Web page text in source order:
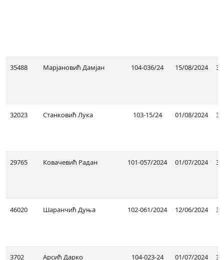
35488 Марјановић Дамјан 104-036/24 15/08/2024
32023 Станковић Лука 103-15/24 01/08/2024
29765 Ковачевић Радан 101-057/2024 01/07/2024
46020 Шаранчић Дуња 102-061/2024 12/06/2024
3702 Арсић Дарко 104-023-24 01/07/2024